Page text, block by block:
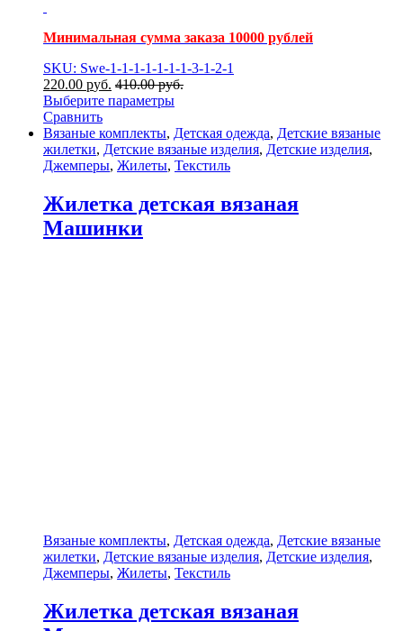
Минимальная сумма заказа 10000 рублей
SKU: Swe-1-1-1-1-1-1-1-3-1-2-1
220.00 руб. 410.00руб.
Выберите параметры
Сравнить
Вязаные комплекты, Детская одежда, Детские вязаные
жилетки, Детские вязаные изделия, Детские изделия,
Джемперы, Жилеты, Текстиль
Жилетка детская вязаная
Машинки
Вязаные комплекты, Детская одежда, Детские вязаные
жилетки, Детские вязаные изделия, Детские изделия,
Джемперы, Жилеты, Текстиль
Жилетка детская вязаная